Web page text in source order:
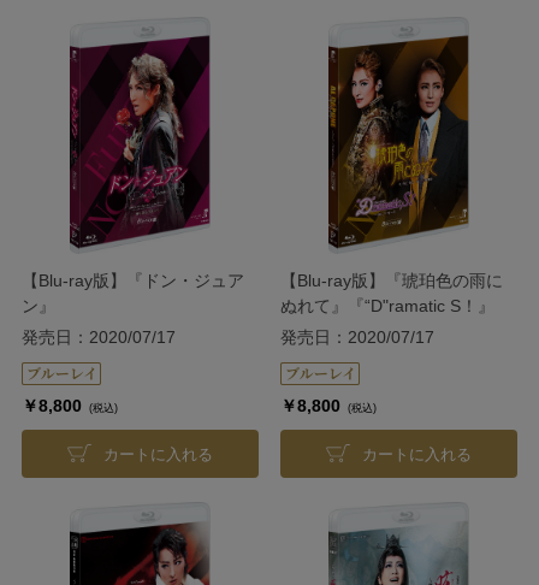
【Blu-ray版】『ドン・ジュア
ン』
発売日：2020/07/17
￥8,800 (税込)
カートに入れる
【Blu-ray版】『琥珀色の雨に
ぬれて』『“D"ramatic S！』
発売日：2020/07/17
￥8,800 (税込)
カートに入れる